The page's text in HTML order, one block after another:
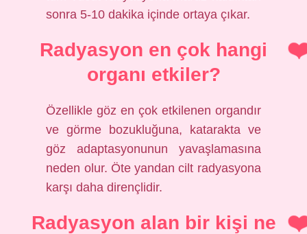
sonra 5-10 dakika içinde ortaya çıkar.
Radyasyon en çok hangi
organı etkiler?
Özellikle göz en çok etkilenen organdır
ve görme bozukluğuna, katarakta ve
göz adaptasyonunun yavaşlamasına
neden olur. Öte yandan cilt radyasyona
karşı daha dirençlidir.
Radyasyon alan bir kişi ne